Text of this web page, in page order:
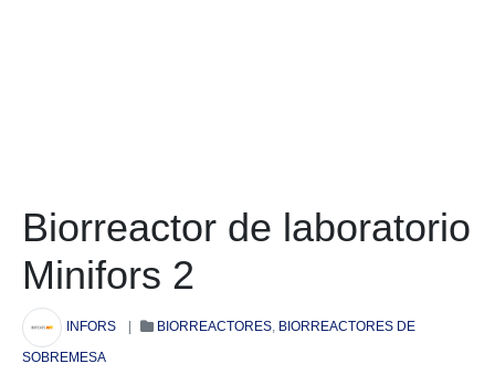
Biorreactor de laboratorio
Minifors 2
INFORS BIORREACTORES, BIORREACTORES DE
SOBREMESA